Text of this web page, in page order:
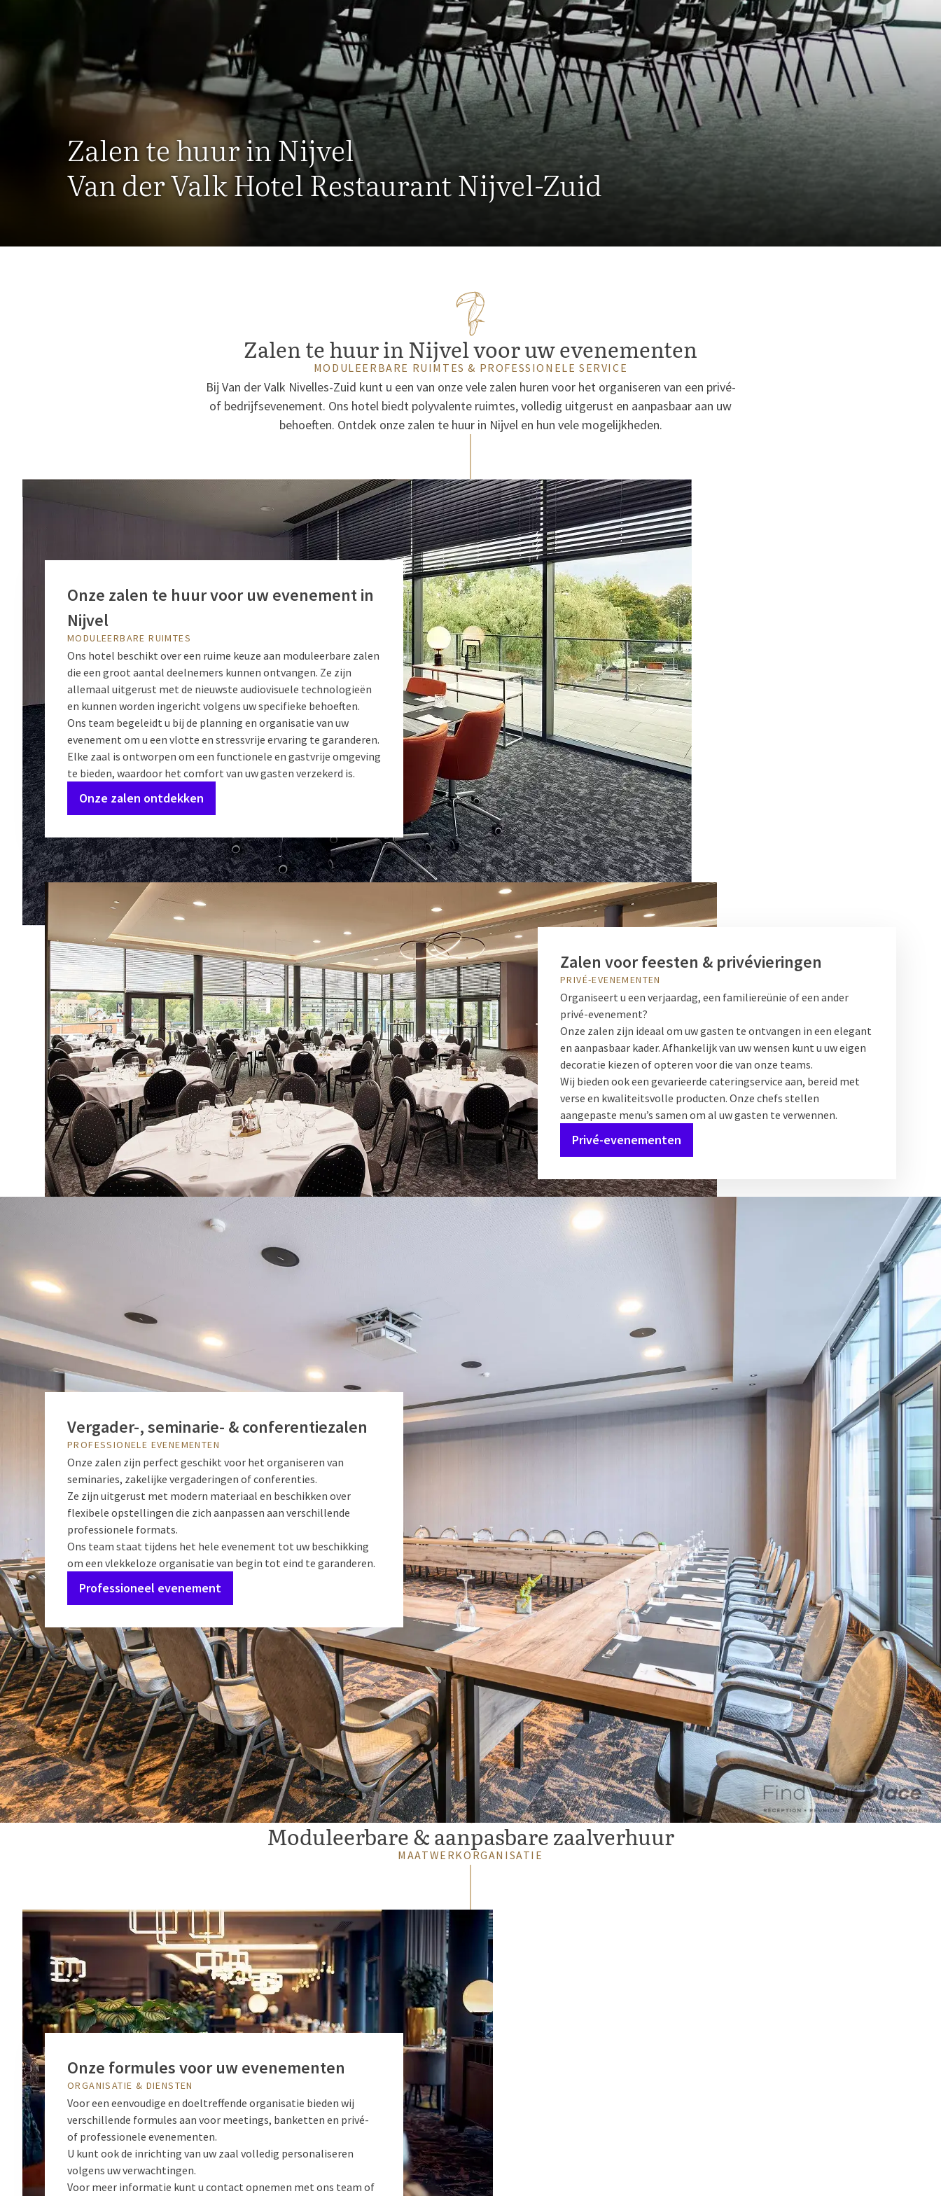
Zalen te huur in Nijvel
Van der Valk Hotel Restaurant Nijvel-Zuid
Zalen te huur in Nijvel voor uw evenementen
MODULEERBARE RUIMTES & PROFESSIONELE SERVICE
Bij Van der Valk Nivelles-Zuid kunt u een van onze vele zalen huren voor het organiseren van een privé-
of bedrijfsevenement. Ons hotel biedt polyvalente ruimtes, volledig uitgerust en aanpasbaar aan uw
behoeften. Ontdek onze zalen te huur in Nijvel en hun vele mogelijkheden.
Onze zalen te huur voor uw evenement in
Nijvel
MODULEERBARE RUIMTES
Ons hotel beschikt over een ruime keuze aan moduleerbare zalen
die een groot aantal deelnemers kunnen ontvangen. Ze zijn
allemaal uitgerust met de nieuwste audiovisuele technologieën
en kunnen worden ingericht volgens uw specifieke behoeften.
Ons team begeleidt u bij de planning en organisatie van uw
evenement om u een vlotte en stressvrije ervaring te garanderen.
Elke zaal is ontworpen om een functionele en gastvrije omgeving
te bieden, waardoor het comfort van uw gasten verzekerd is.
Onze zalen ontdekken
Zalen voor feesten & privévieringen
PRIVÉ-EVENEMENTEN
Organiseert u een verjaardag, een familiereünie of een ander
privé-evenement?
Onze zalen zijn ideaal om uw gasten te ontvangen in een elegant
en aanpasbaar kader. Afhankelijk van uw wensen kunt u uw eigen
decoratie kiezen of opteren voor die van onze teams.
Wij bieden ook een gevarieerde cateringservice aan, bereid met
verse en kwaliteitsvolle producten. Onze chefs stellen
aangepaste menu’s samen om al uw gasten te verwennen.
Privé-evenementen
Vergader-, seminarie- & conferentiezalen
PROFESSIONELE EVENEMENTEN
Onze zalen zijn perfect geschikt voor het organiseren van
seminaries, zakelijke vergaderingen of conferenties.
Ze zijn uitgerust met modern materiaal en beschikken over
flexibele opstellingen die zich aanpassen aan verschillende
professionele formats.
Ons team staat tijdens het hele evenement tot uw beschikking
om een vlekkeloze organisatie van begin tot eind te garanderen.
Professioneel evenement
Moduleerbare & aanpasbare zaalverhuur
MAATWERKORGANISATIE
Onze formules voor uw evenementen
ORGANISATIE & DIENSTEN
Voor een eenvoudige en doeltreffende organisatie bieden wij
verschillende formules aan voor meetings, banketten en privé-
of professionele evenementen.
U kunt ook de inrichting van uw zaal volledig personaliseren
volgens uw verwachtingen.
Voor meer informatie kunt u contact opnemen met ons team of